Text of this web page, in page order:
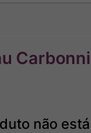
não